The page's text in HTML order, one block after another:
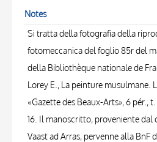
Notes
Si tratta della fotografia della
fotomeccanica del foglio 85r del
della Bibliothèque nationale de
Lorey E., La peinture musulmane.
«Gazette des Beaux-Arts», 6 pér., t.
16. Il manoscritto, proveniente dal
Vaast ad Arras, pervenne alla BnF